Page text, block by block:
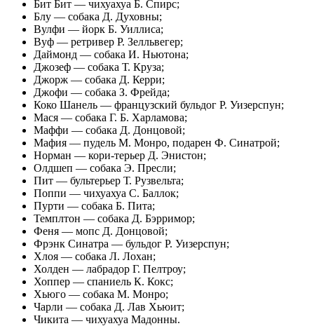
Бит Бит — чихуахуа Б. Спирс;
Блу — собака Д. Духовны;
Вулфи — йорк Б. Уиллиса;
Вуф — ретривер Р. Зелльвегер;
Даймонд — собака И. Ньютона;
Джозеф — собака Т. Круза;
Джорж — собака Д. Керри;
Джофи — собака З. Фрейда;
Коко Шанель — французский бульдог Р. Уизерспун;
Мася — собака Г. Б. Харламова;
Маффи — собака Д. Донцовой;
Мафия — пудель М. Монро, подарен Ф. Синатрой;
Норман — кори-терьер Д. Энистон;
Олдшеп — собака Э. Пресли;
Пит — бультерьер Т. Рузвельта;
Поппи — чихуахуа С. Баллок;
Пурти — собака Б. Пита;
Темплтон — собака Д. Бэрримор;
Феня — мопс Д. Донцовой;
Фрэнк Синатра — бульдог Р. Уизерспун;
Хлоя — собака Л. Лохан;
Холден — лабрадор Г. Пелтроу;
Хоппер — спаниель К. Кокс;
Хьюго — собака М. Монро;
Чарли — собака Д. Лав Хьюит;
Чикита — чихуахуа Мадонны.